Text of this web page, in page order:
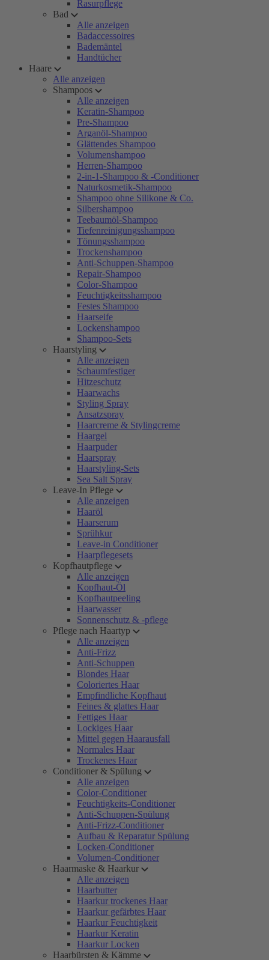
Rasurpflege
Bad
Alle anzeigen
Badaccessoires
Bademäntel
Handtücher
Haare
Alle anzeigen
Shampoos
Alle anzeigen
Keratin-Shampoo
Pre-Shampoo
Arganöl-Shampoo
Glättendes Shampoo
Volumenshampoo
Herren-Shampoo
2-in-1-Shampoo & -Conditioner
Naturkosmetik-Shampoo
Shampoo ohne Silikone & Co.
Silbershampoo
Teebaumöl-Shampoo
Tiefenreinigungsshampoo
Tönungsshampoo
Trockenshampoo
Anti-Schuppen-Shampoo
Repair-Shampoo
Color-Shampoo
Feuchtigkeitsshampoo
Festes Shampoo
Haarseife
Lockenshampoo
Shampoo-Sets
Haarstyling
Alle anzeigen
Schaumfestiger
Hitzeschutz
Haarwachs
Styling Spray
Ansatzspray
Haarcreme & Stylingcreme
Haargel
Haarpuder
Haarspray
Haarstyling-Sets
Sea Salt Spray
Leave-In Pflege
Alle anzeigen
Haaröl
Haarserum
Sprühkur
Leave-in Conditioner
Haarpflegesets
Kopfhautpflege
Alle anzeigen
Kopfhaut-Öl
Kopfhautpeeling
Haarwasser
Sonnenschutz & -pflege
Pflege nach Haartyp
Alle anzeigen
Anti-Frizz
Anti-Schuppen
Blondes Haar
Coloriertes Haar
Empfindliche Kopfhaut
Feines & glattes Haar
Fettiges Haar
Lockiges Haar
Mittel gegen Haarausfall
Normales Haar
Trockenes Haar
Conditioner & Spülung
Alle anzeigen
Color-Conditioner
Feuchtigkeits-Conditioner
Anti-Schuppen-Spülung
Anti-Frizz-Conditioner
Aufbau & Reparatur Spülung
Locken-Conditioner
Volumen-Conditioner
Haarmaske & Haarkur
Alle anzeigen
Haarbutter
Haarkur trockenes Haar
Haarkur gefärbtes Haar
Haarkur Feuchtigkeit
Haarkur Keratin
Haarkur Locken
Haarbürsten & Kämme